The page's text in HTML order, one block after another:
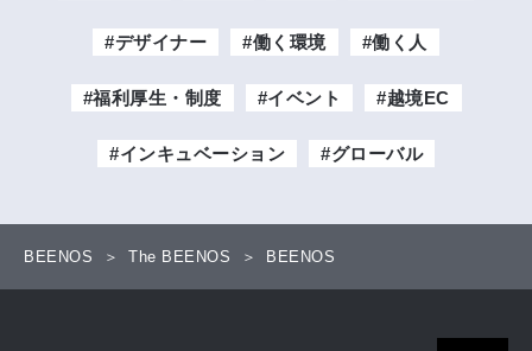
#デザイナー #働く環境 #働く人
#福利厚生・制度 #イベント #越境EC
#インキュベーション #グローバル
BEENOS The BEENOS BEENOS